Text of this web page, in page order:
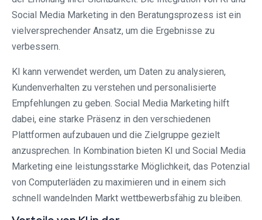
Social Media Marketing in den Beratungsprozess ist ein
vielversprechender Ansatz, um die Ergebnisse zu
verbessern.
KI kann verwendet werden, um Daten zu analysieren,
Kundenverhalten zu verstehen und personalisierte
Empfehlungen zu geben. Social Media Marketing hilft
dabei, eine starke Präsenz in den verschiedenen
Plattformen aufzubauen und die Zielgruppe gezielt
anzusprechen. In Kombination bieten KI und Social Media
Marketing eine leistungsstarke Möglichkeit, das Potenzial
von Computerläden zu maximieren und in einem sich
schnell wandelnden Markt wettbewerbsfähig zu bleiben.